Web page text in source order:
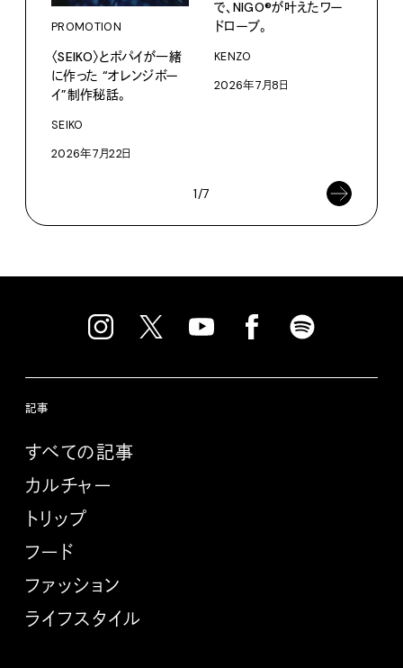
PROMOTION
〈SEIKO〉とポパイが一緒
に作った “オレンジボー
イ”制作秘話。
SEIKO
2026年7月22日
で、NIGO®が叶えたワー
ドローブ。
KENZO
2026年7月8日
1/7
記事
すべての記事
カルチャー
トリップ
フード
ファッション
ライフスタイル